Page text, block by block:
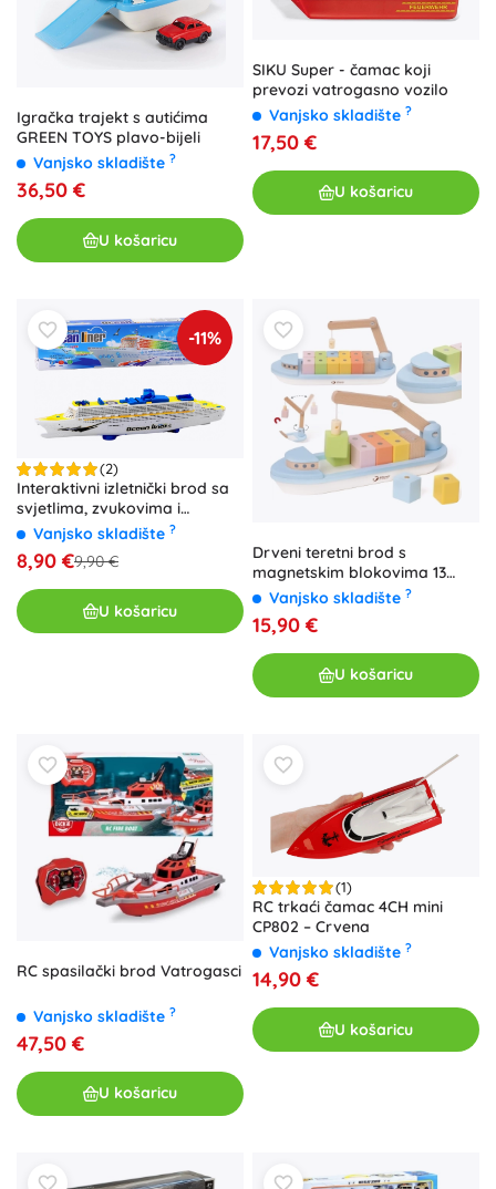
Igračka trajekt s autićima
GREEN TOYS plavo-bijeli
Vanjsko skladište ?
36,50 €
U košaricu
SIKU Super - čamac koji
prevozi vatrogasno vozilo
Vanjsko skladište ?
17,50 €
U košaricu
-11%
(2)
Interaktivni izletnički brod sa
svjetlima, zvukovima i
izbjegavanjem prepreka
Vanjsko skladište ?
8,90 €9,90 €
U košaricu
Drveni teretni brod s
magnetskim blokovima 13
kom – Classic World
Vanjsko skladište ?
15,90 €
U košaricu
RC spasilački brod Vatrogasci
Vanjsko skladište ?
47,50 €
U košaricu
(1)
RC trkaći čamac 4CH mini
CP802 – Crvena
Vanjsko skladište ?
14,90 €
U košaricu